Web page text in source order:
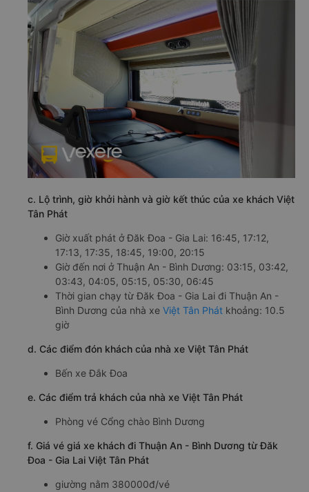
c. Lộ trình, giờ khởi hành và giờ kết thúc của xe khách Việt
Tân Phát
Giờ xuất phát ở Đăk Đoa - Gia Lai: 16:45, 17:12,
17:13, 17:35, 18:45, 19:00, 20:15
Giờ đến nơi ở Thuận An - Bình Dương: 03:15, 03:42,
03:43, 04:05, 05:15, 05:30, 06:45
Thời gian chạy từ Đăk Đoa - Gia Lai đi Thuận An -
Bình Dương của nhà xe Việt Tân Phát khoảng: 10.5
giờ
d. Các điểm đón khách của nhà xe Việt Tân Phát
Bến xe Đắk Đoa
e. Các điểm trả khách của nhà xe Việt Tân Phát
Phòng vé Cổng chào Bình Dương
f. Giá vé giá xe khách đi Thuận An - Bình Dương từ Đăk
Đoa - Gia Lai Việt Tân Phát
giường nằm 380000đ/vé